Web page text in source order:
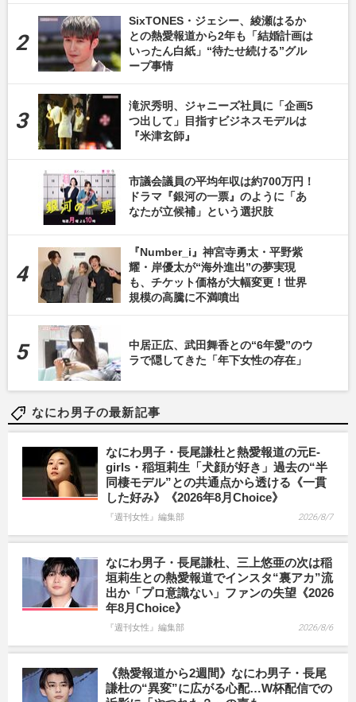
SixTONES・ジェシー、綾瀬はるか
との熱愛報道から2年も「結婚計画は
いったん白紙」“待たせ続ける”グル
ープ事情
滝沢秀明、ジャニーズ社員に「企画5
つ出して」目指すビジネスモデルは
『米津玄師』
市議会議員の平均年収は約700万円！
ドラマ『銀河の一票』のように「あ
なたが立候補」という選択肢
『Number_i』神宮寺勇太・平野紫
耀・岸優太が“海外進出”の夢実現
も、チケット価格が大幅変更！世界
規模の高騰に不満噴出
中居正広、武田舞香との“6年愛”のウ
ラで隠してきた「年下女性の存在」
なにわ男子の最新記事
なにわ男子・長尾謙杜と熱愛報道の元E-
girls・稲垣莉生「犬顔が好き」過去の“半
同棲モデル”との共通点から透ける《一貫
した好み》《2026年8月Choice》
『週刊女性』編集部 2026/8/7
なにわ男子・長尾謙杜、三上悠亜の次は稲
垣莉生との熱愛報道でインスタ“裏アカ”流
出か「プロ意識ない」ファンの失望《2026
年8月Choice》
『週刊女性』編集部 2026/8/6
《熱愛報道から2週間》なにわ男子・長尾
謙杜の“異変”に広がる心配…W杯配信での